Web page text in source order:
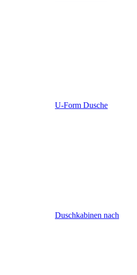
U-Form Dusche
Duschkabinen nach